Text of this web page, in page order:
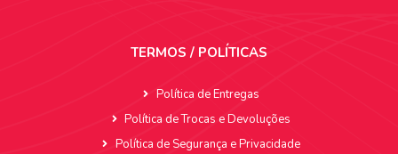
TERMOS / POLÍTICAS
Política de Entregas
Política de Trocas e Devoluções
Política de Segurança e Privacidade